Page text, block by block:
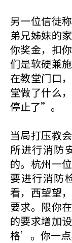
另一位信徒
弟兄姊妹的
你奖金，扣
们是软硬兼
在教堂门口
堂做了什么
停止了”。
当局打压教
所进行消防
的。杭州一
要进行消防
看，西望望
要求。限你
的要求增加
格’。你一点